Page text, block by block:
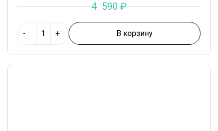
4 590 ₽
- + В корзину